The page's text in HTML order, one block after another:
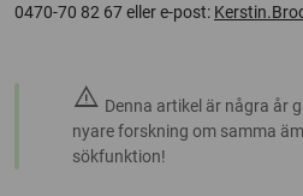
0470-70 82 67 eller e-post:
warning Denna artikel är några år
nyare forskning om samma
sökfunktion!